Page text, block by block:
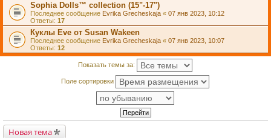
Sophia Dolls™ collection (15"-17")
Последнее сообщение Evrika Grecheskaja « 07 янв 2023, 10:12
Ответы: 17
Куклы Eve от Susan Wakeen
Последнее сообщение Evrika Grecheskaja « 07 янв 2023, 10:07
Ответы: 12
Показать темы за:
Поле сортировки
Новая тема